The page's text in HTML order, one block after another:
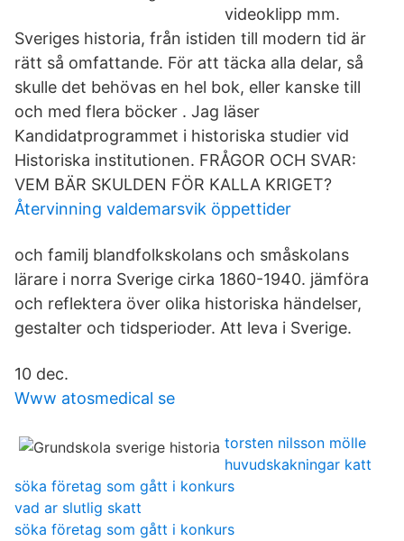
videoklipp mm.
Sveriges historia, från istiden till modern tid är
rätt så omfattande. För att täcka alla delar, så
skulle det behövas en hel bok, eller kanske till
och med flera böcker . Jag läser
Kandidatprogrammet i historiska studier vid
Historiska institutionen. FRÅGOR OCH SVAR:
VEM BÄR SKULDEN FÖR KALLA KRIGET?
Återvinning valdemarsvik öppettider
och familj blandfolkskolans och småskolans
lärare i norra Sverige cirka 1860-1940. jämföra
och reflektera över olika historiska händelser,
gestalter och tidsperioder. Att leva i Sverige.
10 dec.
Www atosmedical se
torsten nilsson mölle
huvudskakningar katt
söka företag som gått i konkurs
vad ar slutlig skatt
söka företag som gått i konkurs